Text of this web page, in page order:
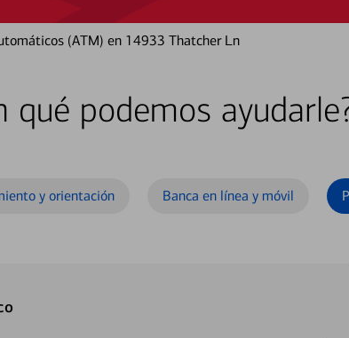
(ATM) en 14933 Thatcher Ln
qué podemos
y orientación Banca en línea y móvil